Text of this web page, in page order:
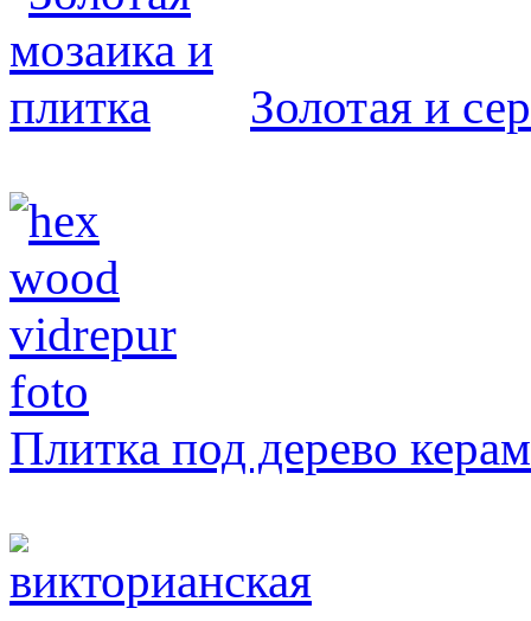
Золотая и
Плитка под дерево